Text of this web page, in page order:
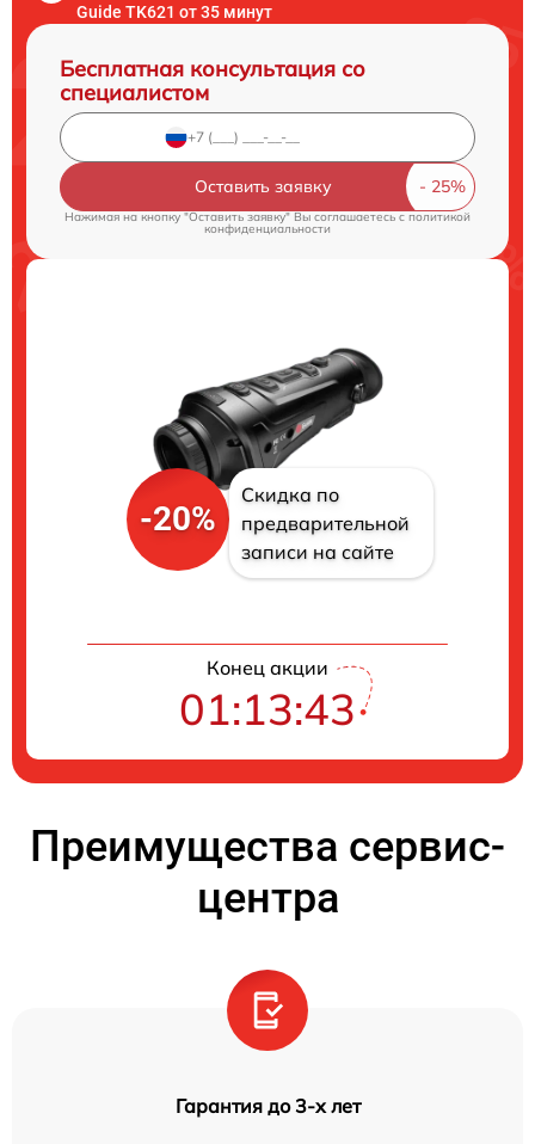
Guide TK621 от 35 минут
Бесплатная консультация со
специалистом
Оставить заявку
Нажимая на кнопку "Оставить заявку" Вы соглашаетесь cполитикой
конфиденциальности
-20%
Скидка по
предварительной
записи на сайте
Конец акции
01:13:42
Преимущества сервис-
центра
Гарантия до 3-х лет